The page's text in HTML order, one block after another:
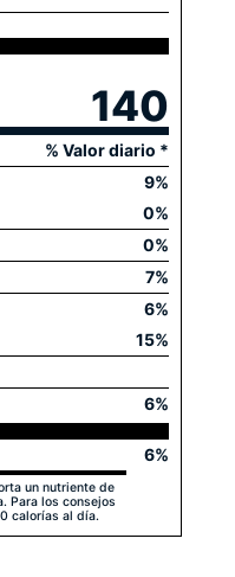
140
% Valor diario *
9%
0%
0%
7%
6%
15%
6%
6%
un nutriente de
Para los consejos
calorías al día.